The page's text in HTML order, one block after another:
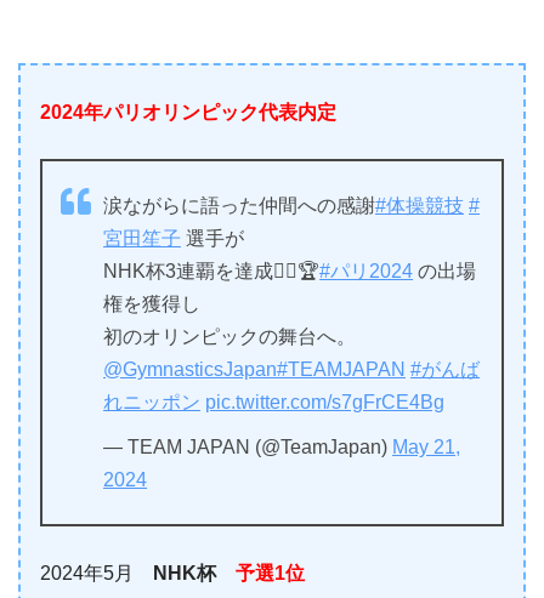
2024年パリオリンピック代表内定
涙ながらに語った仲間への感謝#体操競技 #
宮田笙子 選手が
NHK杯3連覇を達成🤸‍♀️🏆#パリ2024 の出場
権を獲得し
初のオリンピックの舞台へ。
@GymnasticsJapan#TEAMJAPAN #がんば
れニッポン pic.twitter.com/s7gFrCE4Bg
— TEAM JAPAN (@TeamJapan) May 21,
2024
2024年5月 NHK杯 予選1位